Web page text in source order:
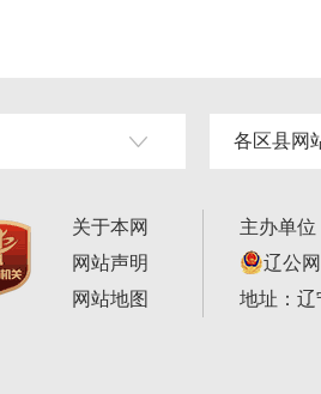
各区县网
关于本网
网站声明
网站地图
主办单
辽公
地址：辽